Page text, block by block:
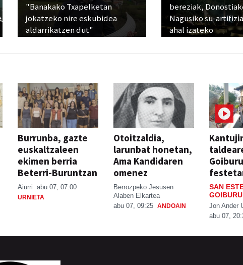
"Banakako Txapelketan
jokatzeko nire eskubidea
aldarrikatzen dut"
bereziak,
Nagusiko su-
ahal izateko
Burrunba, gazte
euskaltzaleen
ekimen berria
Beterri-Buruntzan
Aiurri abu 07, 07:00
URNIETA
Otoitzaldia,
larunbat honetan,
Ama Kandidaren
omenez
Berrozpeko Jesusen
Alaben Elkartea
abu 07, 09:25 ANDOAIN
SAN
Jon Ander
abu 07,